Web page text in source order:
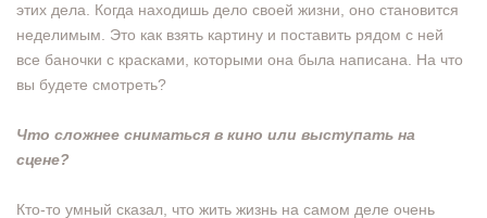
этих дела. Когда находишь дело своей жизни, оно становится
неделимым. Это как взять картину и поставить рядом с ней
все баночки с красками, которыми она была написана. На что
вы будете смотреть?
Что сложнее сниматься в кино или выступать на
сцене?
Кто-то умный сказал, что жить жизнь на самом деле очень